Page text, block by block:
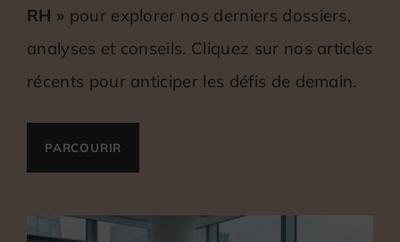
RH » pour explorer nos derniers dossiers,
analyses et conseils. Cliquez sur nos articles
récents pour anticiper les défis de demain.
PARCOURIR